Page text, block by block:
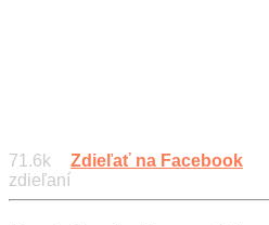
71.6k
zdieľaní
Zdieľať na Facebook